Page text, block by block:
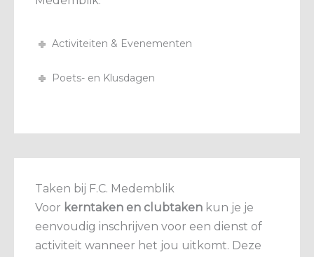
Activiteiten & Evenementen
Poets- en Klusdagen
Taken bij F.C. Medemblik
Voor kerntaken en clubtaken kun je je
eenvoudig inschrijven voor een dienst of
activiteit wanneer het jou uitkomt. Deze